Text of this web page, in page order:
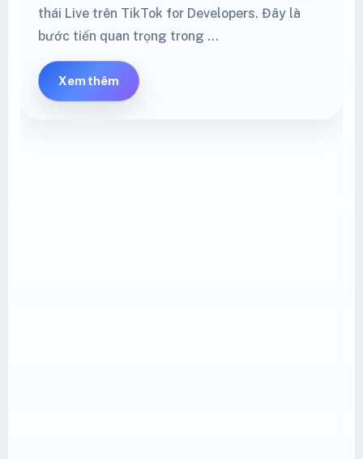
thái Live trên TikTok for Developers. Đây là
bước tiến quan trọng trong …
Xem thêm